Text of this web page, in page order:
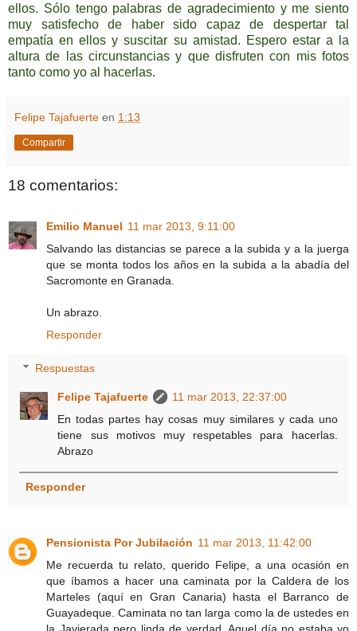
ellos. Sólo tengo palabras de agradecimiento y me siento
muy satisfecho de haber sido capaz de despertar tal
empatía en ellos y suscitar su amistad. Espero estar a la
altura de las circunstancias y que disfruten con mis fotos
tanto como yo al hacerlas.
Felipe Tajafuerte en 1:13
Compartir
18 comentarios:
Emilio Manuel 11 mar 2013, 9:11:00
Salvando las distancias se parece a la subida y a la juerga
que se monta todos los años en la subida a la abadía del
Sacromonte en Granada.
Un abrazo.
Responder
Respuestas
Felipe Tajafuerte
11 mar 2013, 22:37:00
En todas partes hay cosas muy similares y cada uno
tiene sus motivos muy respetables para hacerlas.
Abrazo
Responder
Pensionista Por Jubilación 11 mar 2013, 11:42:00
Me recuerda tu relato, querido Felipe, a una ocasión en
que íbamos a hacer una caminata por la Caldera de los
Marteles (aquí en Gran Canaria) hasta el Barranco de
Guayadeque. Caminata no tan larga como la de ustedes en